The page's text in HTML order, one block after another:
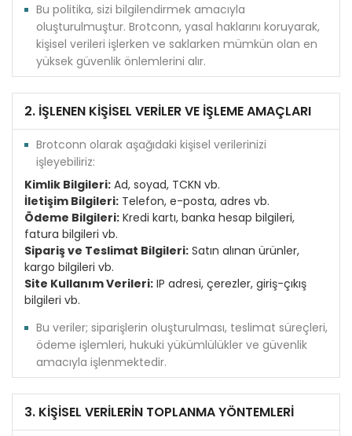
Bu politika, sizi bilgilendirmek amacıyla
oluşturulmuştur. Brotconn, yasal haklarını koruyarak,
kişisel verileri işlerken ve saklarken mümkün olan en
yüksek güvenlik önlemlerini alır.
2. İŞLENEN KİŞİSEL VERİLER VE İŞLEME AMAÇLARI
Brotconn olarak aşağıdaki kişisel verilerinizi
işleyebiliriz:
Kimlik Bilgileri: Ad, soyad, TCKN vb.
İletişim Bilgileri: Telefon, e-posta, adres vb.
Ödeme Bilgileri: Kredi kartı, banka hesap bilgileri,
fatura bilgileri vb.
Sipariş ve Teslimat Bilgileri: Satın alınan ürünler,
kargo bilgileri vb.
Site Kullanım Verileri: IP adresi, çerezler, giriş-çıkış
bilgileri vb.
Bu veriler; siparişlerin oluşturulması, teslimat süreçleri,
ödeme işlemleri, hukuki yükümlülükler ve güvenlik
amacıyla işlenmektedir.
3. KİŞİSEL VERİLERİN TOPLANMA YÖNTEMLERİ